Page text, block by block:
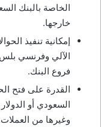
الخاصة بالبنك
خارجها.
إمكانية تنفيذ
الآلي وفرنسي
فروع البنك.
القدرة على فتح
السعودي أو
وغيرها من